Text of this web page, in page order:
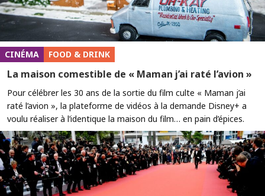
CINÉMA FOOD & DRINK
La maison comestible de « Maman j’ai raté l’avion »
Pour célébrer les 30 ans de la sortie du film culte « Maman j’ai
raté l’avion », la plateforme de vidéos à la demande Disney+ a
voulu réaliser à l’identique la maison du film… en pain d’épices.